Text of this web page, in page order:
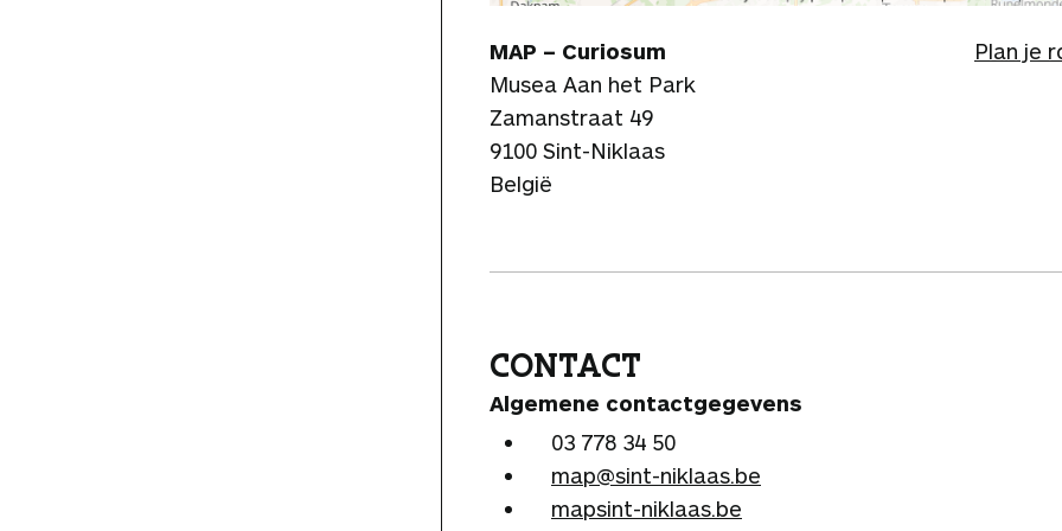
MAP – Curiosum
Musea Aan het Park
Zamanstraat 49
9100 Sint-Niklaas
België
Plan je
CONTACT
Algemene contactgegevens
03 778 34 50
map@sint-niklaas.be
mapsint-niklaas.be